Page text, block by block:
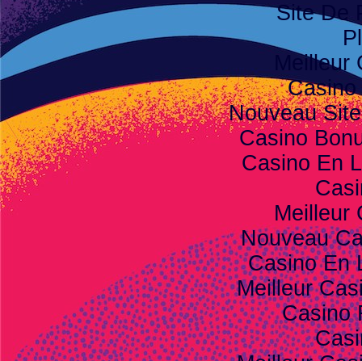
Site De
Casino
Nouveau
Casino
Casino En
Meilleur
Nouveau
Casino En
Meilleur
Casino